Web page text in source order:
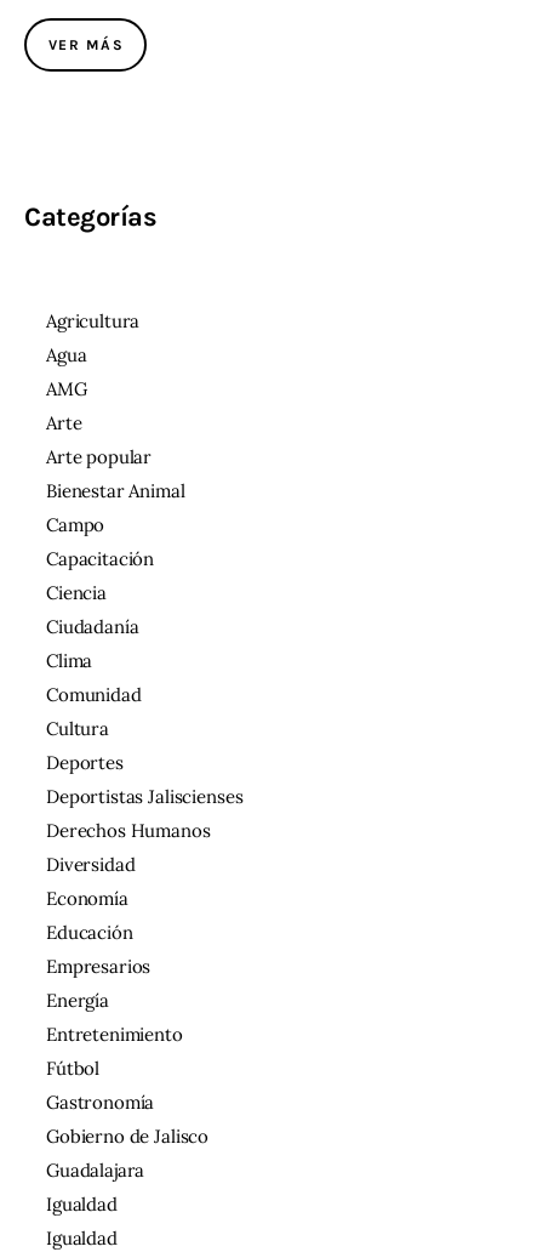
VER MÁS
Categorías
Agricultura
Agua
AMG
Arte
Arte popular
Bienestar Animal
Campo
Capacitación
Ciencia
Ciudadanía
Clima
Comunidad
Cultura
Deportes
Deportistas Jaliscienses
Derechos Humanos
Diversidad
Economía
Educación
Empresarios
Energía
Entretenimiento
Fútbol
Gastronomía
Gobierno de Jalisco
Guadalajara
Igualdad
Igualdad